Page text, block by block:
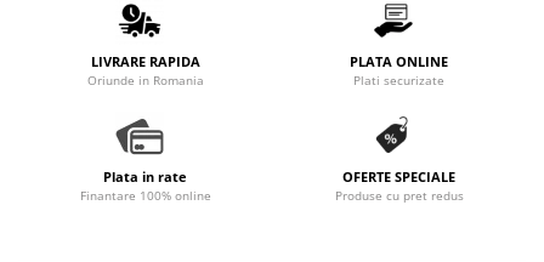
LIVRARE RAPIDA
Oriunde in Romania
PLATA ONLINE
Plati securizate
Plata in rate
Finantare 100% online
OFERTE SPECIALE
Produse cu pret redus